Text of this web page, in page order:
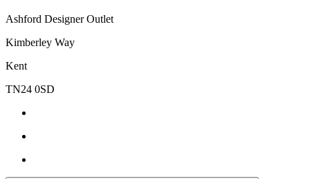
Ashford Designer Outlet
Kimberley Way
Kent
TN24 0SD